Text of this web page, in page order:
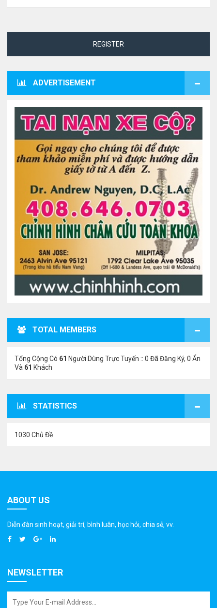
REGISTER
ADVERTISEMENT
TOTAL MEMBERS
Tổng Cộng Có 61 Người Dùng Trực Tuyến :: 0 Đã Đăng Ký, 0 Ẩn
Và 61 Khách
STATISTICS
1030 Chủ Đề
ABOUT US
Diễn đàn sinh hoạt, giải trí, bình luân, học hỏi, chia sẻ, vv.
NEWSLETTER